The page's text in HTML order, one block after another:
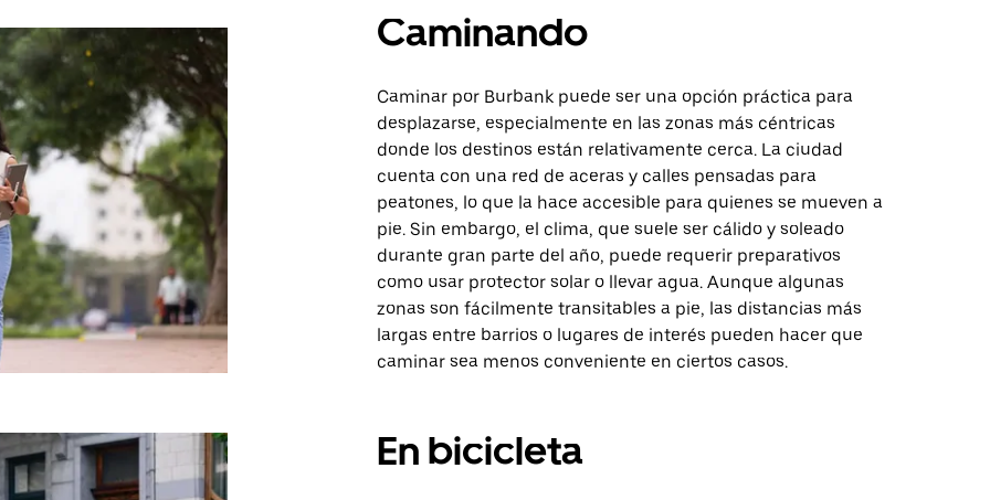
Caminando
Caminar por Burbank puede ser una opción práctica para
desplazarse, especialmente en las zonas más céntricas
donde los destinos están relativamente cerca. La ciudad
cuenta con una red de aceras y calles pensadas para
peatones, lo que la hace accesible para quienes se mueven a
pie. Sin embargo, el clima, que suele ser cálido y soleado
durante gran parte del año, puede requerir preparativos
como usar protector solar o llevar agua. Aunque algunas
zonas son fácilmente transitables a pie, las distancias más
largas entre barrios o lugares de interés pueden hacer que
caminar sea menos conveniente en ciertos casos.
En bicicleta